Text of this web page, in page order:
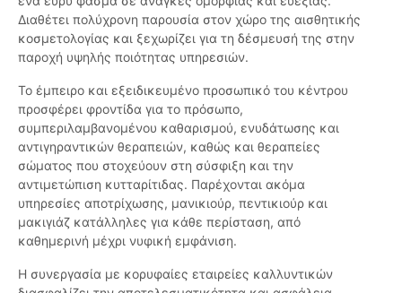
Διαθέτει πολύχρονη παρουσία στον χώρο της αισθητικής
κοσμετολογίας και ξεχωρίζει για τη δέσμευσή της στην
παροχή υψηλής ποιότητας υπηρεσιών.
Το έμπειρο και εξειδικευμένο προσωπικό του κέντρου
προσφέρει φροντίδα για το πρόσωπο,
συμπεριλαμβανομένου καθαρισμού, ενυδάτωσης και
αντιγηραντικών θεραπειών, καθώς και θεραπείες
σώματος που στοχεύουν στη σύσφιξη και την
αντιμετώπιση κυτταρίτιδας. Παρέχονται ακόμα
υπηρεσίες αποτρίχωσης, μανικιούρ, πεντικιούρ και
μακιγιάζ κατάλληλες για κάθε περίσταση, από
καθημερινή μέχρι νυφική εμφάνιση.
Η συνεργασία με κορυφαίες εταιρείες καλλυντικών